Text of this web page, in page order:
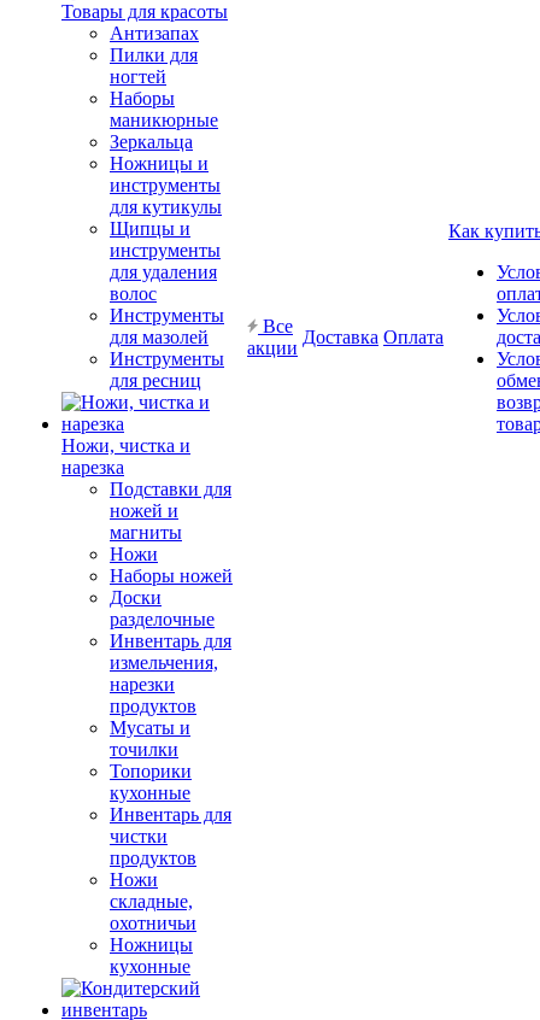
Товары для красоты
Антизапах
Пилки для
ногтей
Наборы
маникюрные
Зеркальца
Ножницы и
инструменты
для кутикулы
Щипцы и
инструменты
для удаления
волос
Инструменты
для мазолей
Инструменты
для ресниц
Ножи, чистка и
нарезка
Подставки для
ножей и
магниты
Ножи
Наборы ножей
Доски
разделочные
Инвентарь для
измельчения,
нарезки
продуктов
Мусаты и
точилки
Топорики
кухонные
Инвентарь для
чистки
продуктов
Ножи
складные,
охотничьи
Ножницы
кухонные
Все
акции
Доставка Оплата
Как